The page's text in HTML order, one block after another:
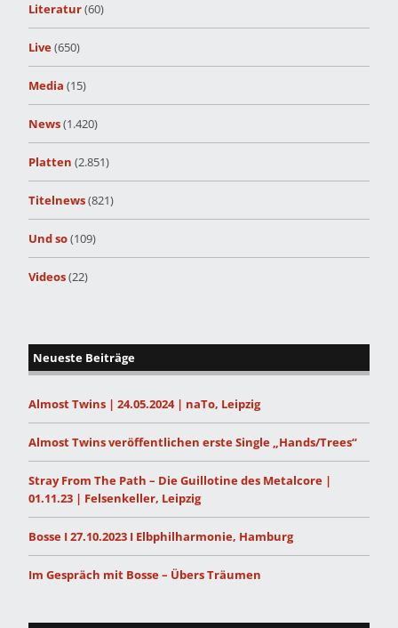
Literatur(60)
Live(650)
Media (15)
News(1.420)
Platten (2.851)
Titelnews(821)
Und so(109)
Videos(22)
Neueste Beiträge
Almost Twins | 24.05.2024 | naTo, Leipzig
Almost Twins veröffentlichen erste Single „Hands/Trees“
Stray From The Path – Die Guillotine des Metalcore |
01.11.23 | Felsenkeller, Leipzig
Bosse I 27.10.2023 I Elbphilharmonie, Hamburg
Im Gespräch mit Bosse – Übers Träumen